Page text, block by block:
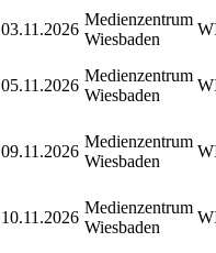
03.11.2026
Medienzentrum
Wiesbaden
05.11.2026
Medienzentrum
Wiesbaden
09.11.2026
Medienzentrum
Wiesbaden
10.11.2026
Medienzentrum
Wiesbaden